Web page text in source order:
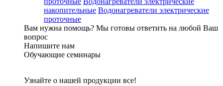
накопительные Водонагреватели электрические
проточные
Вам нужна помощь? Мы готовы ответить на любой Ваш
вопрос
Напишите нам
Обучающие семинары
Узнайте о нашей продукции все!